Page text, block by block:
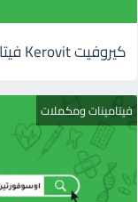
كيروفيت Kerovit فيتامين | أبرز 7 دواعى إستعمال له
فيتامينات ومكملات